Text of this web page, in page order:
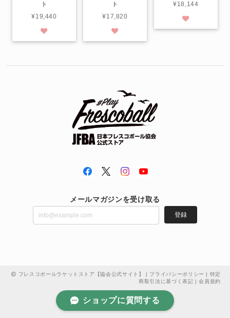
ト
¥19,440
ト
¥17,820
¥18,144
メールマガジンを受け取る
登録
フレスコボールラケットストア【協会公式サイト】 | プライバシーポリシー | 特定
商取引法に基づく表記 |会員規約
ショップに質問する